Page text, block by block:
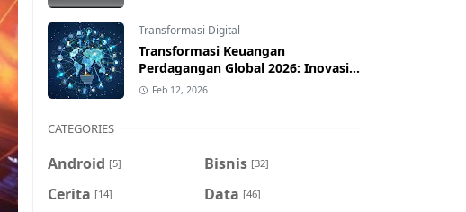
Transformasi Digital
Transformasi Keuangan
Perdagangan Global 2026: Inovasi
& Dampak bagi Indonesia
Feb 12, 2026
CATEGORIES
Android [5] Bisnis [32]
Cerita [14] Data [46]